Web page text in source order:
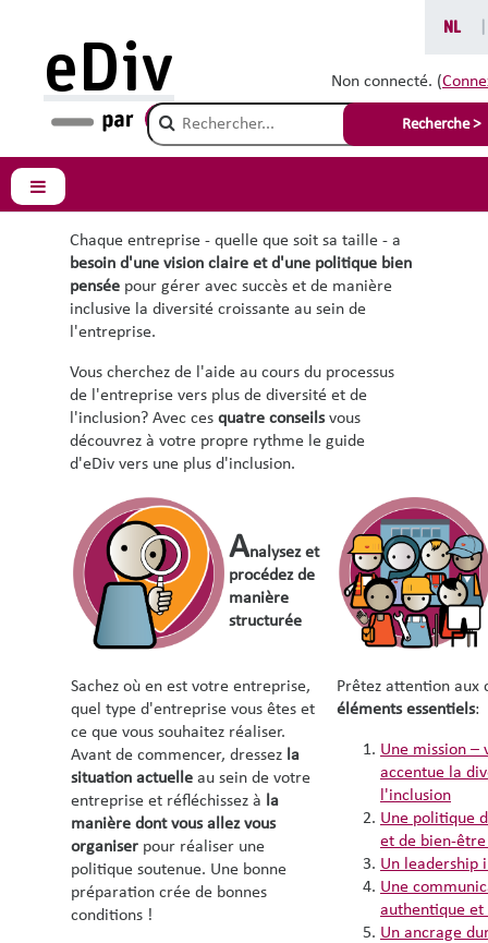
NL
Non connecté. (
Champ de recherche
Recherche >
eDiv
Panneau latéral
Quatre conseils pour
une politique de
diversité inclusive
Chaque entreprise - quelle que soit sa taille - a
besoin d'une vision claire et d'une politique bien
pensée pour gérer avec succès et de manière
inclusive la diversité croissante au sein de
l'entreprise.
Vous cherchez de l'aide au cours du processus
de l'entreprise vers plus de diversité et de
l'inclusion? Avec ces quatre conseilsvous
découvrez à votre propre rythme le guide
d'eDiv vers une plus d'inclusion.
Analysez et
procédez de
manière
structurée
Sachez où en est votre entreprise,
quel type d'entreprise vous êtes et
ce que vous souhaitez réaliser.
Avant de commencer, dressez la
situation actuelle au sein de votre
entreprise et réfléchissez à la
manière dont vous allez vous
organiser pour réaliser une
politique soutenue. Une bonne
préparation crée de bonnes
conditions !
Prêtez attention aux
éléments essentiels:
Une mission –
accentue la
l'inclusion
Une politique
et de bien-
Un leadership
Une
authentique et
Un ancrage